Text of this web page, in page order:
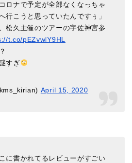
ロナで予定が全部なくなっちゃ
行こうと思っていたんですぅ」
松久主催のツアーの宇佐神宮参
t.co/pEZvwlY9HL
すぎ
April 15, 2020
に書かれてるレビューがすごい